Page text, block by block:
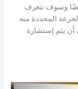
وسوف نتعرف
المحددة منه
أن يتم إستشارة